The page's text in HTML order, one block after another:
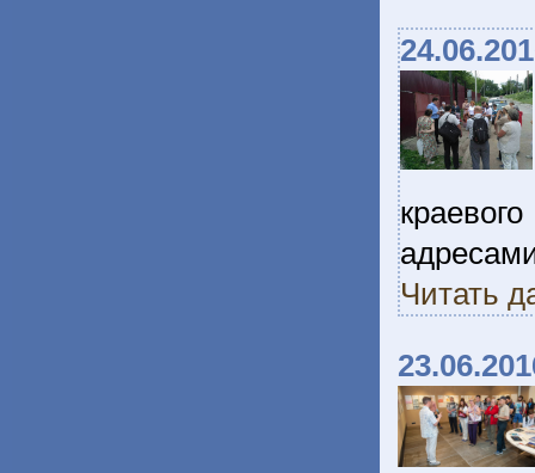
Читать